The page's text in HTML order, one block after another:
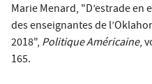
Marie Menard, "D’estrade
des enseignantes de
2018", Politique Américaine,
165.